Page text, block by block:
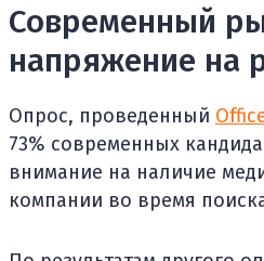
Современный
напряжение на
Опрос, проведенный
73% современных
внимание на наличие
компании во время